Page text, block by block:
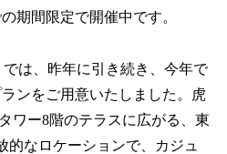
期間限定で開催中です。
では、昨年に引き続き、今年で
ンをご用意いたしました。虎
ワー8階のテラスに広がる、東
的なロケーションで、カジュ